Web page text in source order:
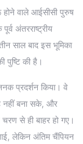
होने वाले आईसीसी पुरुष
अंतरराष्ट्रीय
साल बाद इस भूमिका
पुष्टि की है।
प्रदर्शन किया। वे
नहीं बना सके, और
से ही बाहर हो गए।
लेकिन अंतिम चैंपियन